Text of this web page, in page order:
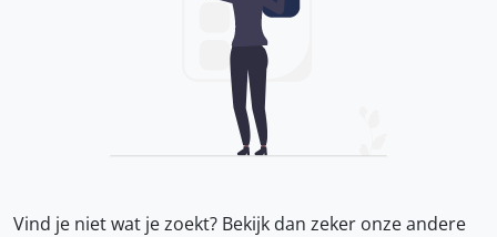
Vind je niet wat je zoekt? Bekijk dan zeker onzeandere